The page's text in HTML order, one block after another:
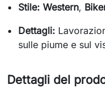
Stile: Western,
Dettagli:
sulle piume e sul
Dettagli del